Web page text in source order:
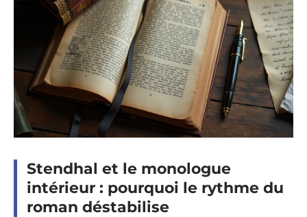
Stendhal et le monologue
intérieur : pourquoi le rythme du
roman déstabilise